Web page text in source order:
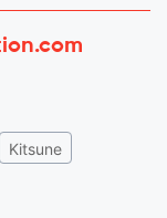
Kitsune